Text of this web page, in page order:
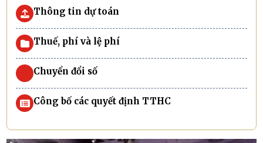
Thông tin dự toán
Thuế, phí và lệ phí
Chuyển đổi số
Công bố các quyết định TTHC